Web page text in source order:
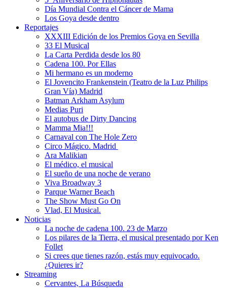
Día Mundial Contra el Cáncer de Mama
Los Goya desde dentro
Reportajes
XXXIII Edición de los Premios Goya en Sevilla
33 El Musical
La Carta Perdida desde los 80
Cadena 100. Por Ellas
Mi hermano es un moderno
El Jovencito Frankenstein (Teatro de la Luz Philips
Gran Vía) Madrid
Batman Arkham Asylum
Medias Puri
El autobus de Dirty Dancing
Mamma Mia!!!
Carnaval con The Hole Zero
Circo Mágico. Madrid
Ara Malikian
El médico, el musical
El sueño de una noche de verano
Viva Broadway 3
Parque Warner Beach
The Show Must Go On
Vlad, El Musical.
Noticias
La noche de cadena 100. 23 de Marzo
Los pilares de la Tierra, el musical presentado por Ken
Follet
Si crees que tienes razón, estás muy equivocado.
¿Quieres ir?
Streaming
Cervantes, La Búsqueda